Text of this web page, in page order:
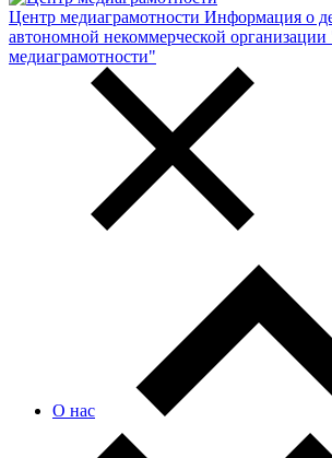
Центр медиаграмотности Информация о
автономной некоммерческой
медиаграмотности"
О нас